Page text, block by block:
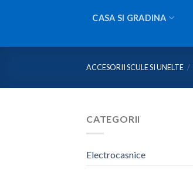
CASA SI GRADINA
ACCESORII SCULE SI UNELTE /
CATEGORII
Electrocasnice